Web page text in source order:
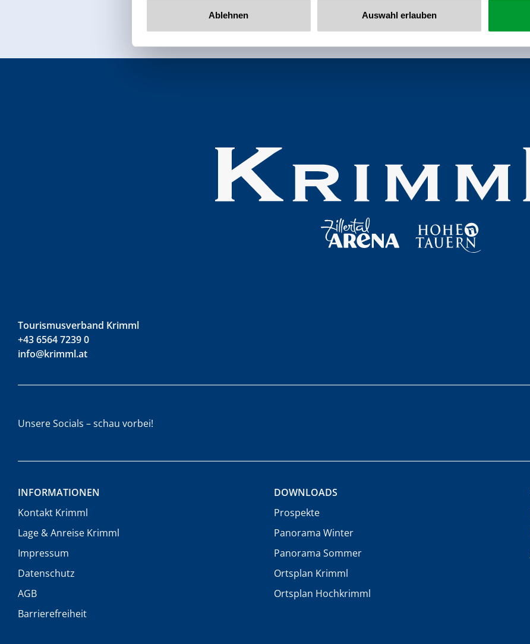
Ablehnen Auswahl erlauben
Tourismusverband Krimml
+43 6564 7239 0
info@krimml.at
Unsere Socials – schau vorbei!
INFORMATIONEN
Kontakt Krimml
Lage & Anreise Krimml
Impressum
Datenschutz
AGB
Barrierefreiheit
DOWNLOADS
Prospekte
Panorama Winter
Panorama Sommer
Ortsplan Krimml
Ortsplan Hochkrimml